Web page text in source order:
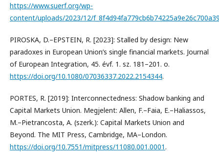
https://www.suerf.org/wp-
content/uploads/2023/12/
PIROSKA, D.–EPSTEIN, R. [2023]: Stalled by design: New
paradoxes in European Union’s single financial markets. Journal
of European Integration, 45. évf. 1. sz. 181–201. o.
https://doi.org/10.1080/07036337.2022.2154344.
PORTES, R. [2019]: Interconnectedness: Shadow banking and
Capital Markets Union. Megjelent: Allen, F.–Faia, E.–Haliassos,
M.–Pietrancosta, A. (szerk.): Capital Markets Union and
Beyond. The MIT Press, Cambridge, MA–London.
https://doi.org/10.7551/mitpress/11080.001.0001.